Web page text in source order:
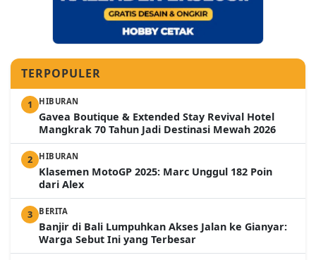
TERPOPULER
1 HIBURAN
Gavea Boutique & Extended Stay Revival Hotel
Mangkrak 70 Tahun Jadi Destinasi Mewah 2026
2 HIBURAN
Klasemen MotoGP 2025: Marc Unggul 182 Poin
dari Alex
3 BERITA
Banjir di Bali Lumpuhkan Akses Jalan ke Gianyar:
Warga Sebut Ini yang Terbesar